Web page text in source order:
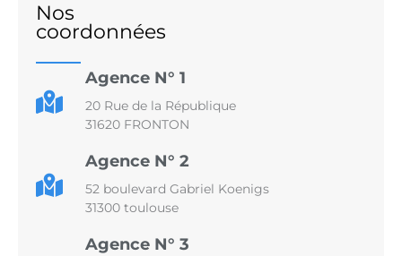
Nos
coordonnées
Agence N° 1
20 Rue de la République
31620 FRONTON
Agence N° 2
52 boulevard Gabriel Koenigs
31300 toulouse
Agence N° 3